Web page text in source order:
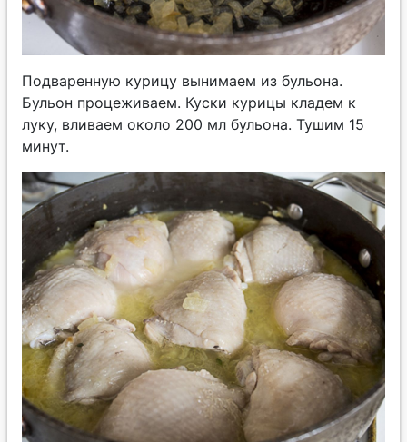
Подваренную курицу вынимаем из бульона.
Бульон процеживаем. Куски курицы кладем к
луку, вливаем около 200 мл бульона. Тушим 15
минут.